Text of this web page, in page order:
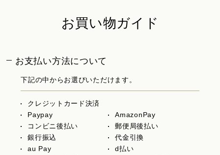
お買い物ガイド
お支払い方法について
下記の中からお選びいただけます。
クレジットカード決済
Paypay
AmazonPay
コンビニ後払い
郵便局後払い
銀行振込
代金引換
au Pay
d払い